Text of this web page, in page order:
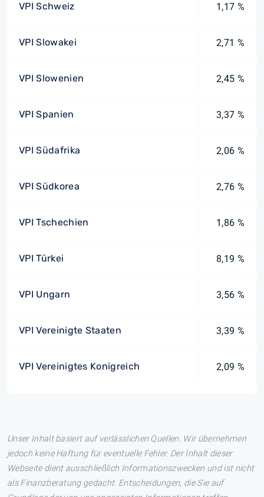
VPI Schweiz 1,17 %
VPI Slowakei 2,71 %
VPI Slowenien 2,45 %
VPI Spanien 3,37 %
VPI Südafrika 2,06 %
VPI Südkorea 2,76 %
VPI Tschechien 1,86 %
VPI Türkei 8,19 %
VPI Ungarn 3,56 %
VPI Vereinigte Staaten 3,39 %
VPI Vereinigtes Konigreich 2,09 %
Unser Inhalt basiert auf verlässlichen Quellen. Wir übernehmen
jedoch keine Haftung für eventuelle Fehler. Der Inhalt dieser
Webseite dient ausschließlich Informationszwecken und ist nicht
als Finanzberatung gedacht. Entscheidungen, die Sie auf